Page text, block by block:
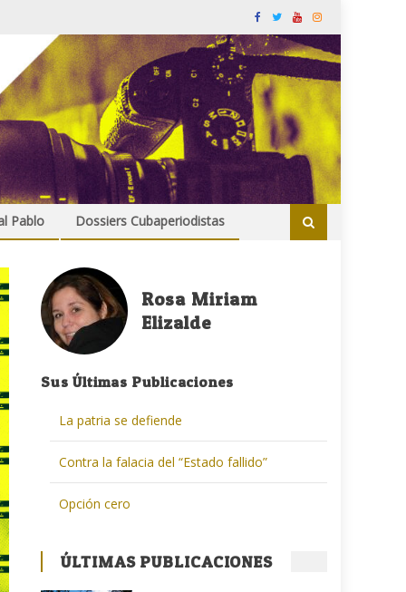
Pablo Dossiers Cubaperiodistas
Rosa Miriam
Elizalde
Sus Últimas Publicaciones
La patria se defiende
Contra la falacia del “Estado fallido”
Opción cero
ÚLTIMAS PUBLICACIONES